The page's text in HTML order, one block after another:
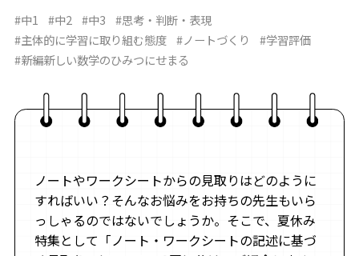
#中1 #中2 #中3
#思考・判断・表現
#主体的に学習に取り組む態度 #ノートづくり
#学習評価
#新編新しい数学のひみつにせまる
ノートやワークシートからの見取りはどのように
すればいい？そんなお悩みをお持ちの先生もいら
っしゃるのではないでしょうか。そこで、夏休み
特集として「ノート・ワークシートの記述に基づ